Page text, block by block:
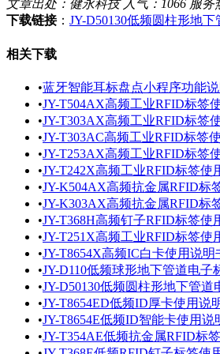
文章出处：健永科技 人气：1066 服务
下载链接： JY-D50130低频圆柱形地
相关下载
•蓝牙智能耳标盘点小程序功能
•JY-T504AX高频工业RFID标签
•JY-T303AX高频工业RFID标签
•JY-T303AC高频工业RFID标签
•JY-T253AX高频工业RFID标签
•JY-T242X高频工业RFID标签使
•JY-K504AX高频抗金属RFID标
•JY-K303AX高频抗金属RFID标
•JY-T368H高频钉子RFID标签使
•JY-T251X高频工业RFID标签使
•JY-T8654X高频IC白卡使用说明
•JY-D110低频球形地下管道电子
•JY-D50130低频圆柱形地下管
•JY-T8654ED低频ID厚卡使用说
•JY-T8654E低频ID智能卡使用说
•JY-T354AE低频抗金属RFID标